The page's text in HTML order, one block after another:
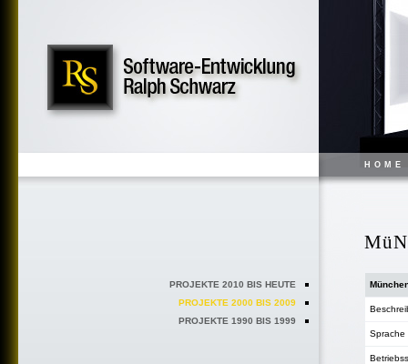
HOME
PROJEKTE 2010 BIS HEUTE
PROJEKTE 2000 BIS 2009
PROJEKTE 1990 BIS 1999
Sprache